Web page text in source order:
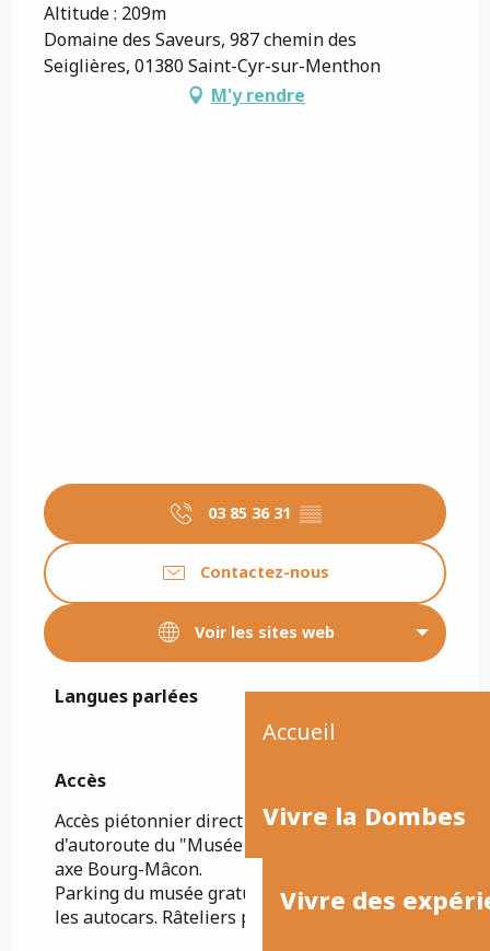
Accueil
Vivre la Dombes
Vivre des
Altitude : 209m
Domaine des Saveurs, 987 chemin des
Seiglières, 01380 Saint-Cyr-sur-Menthon
M'y rendre
03 85 36 31 ▒▒
Contactez-nous
Voir les sites web
Langues parlées
Langues parlées
Accès
Accès
Accès piétonnier direct depuis l'aire
d'autoroute du "Musée de la Bresse" sur l'A40
axe Bourg-Mâcon.
Parking du musée gratuit pour les voitures et
les autocars. Râteliers pour les vélos.